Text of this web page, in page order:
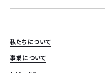
私たちについて
事業について